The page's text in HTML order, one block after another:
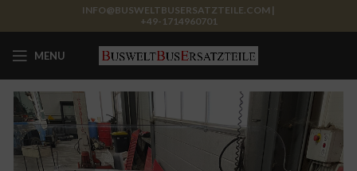
INFO@BUSWELTBUSERSATZTEILE.COM |
+49-1714960701
MENU